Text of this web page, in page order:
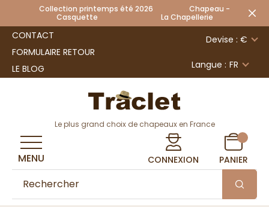
Collection printemps été 2026 Chapeau -
Casquette La Chapellerie
CONTACT
FORMULAIRE RETOUR
LE BLOG
Devise : €
Langue : FR
Le plus grand choix de chapeaux en France
CONNEXION PANIER
MENU